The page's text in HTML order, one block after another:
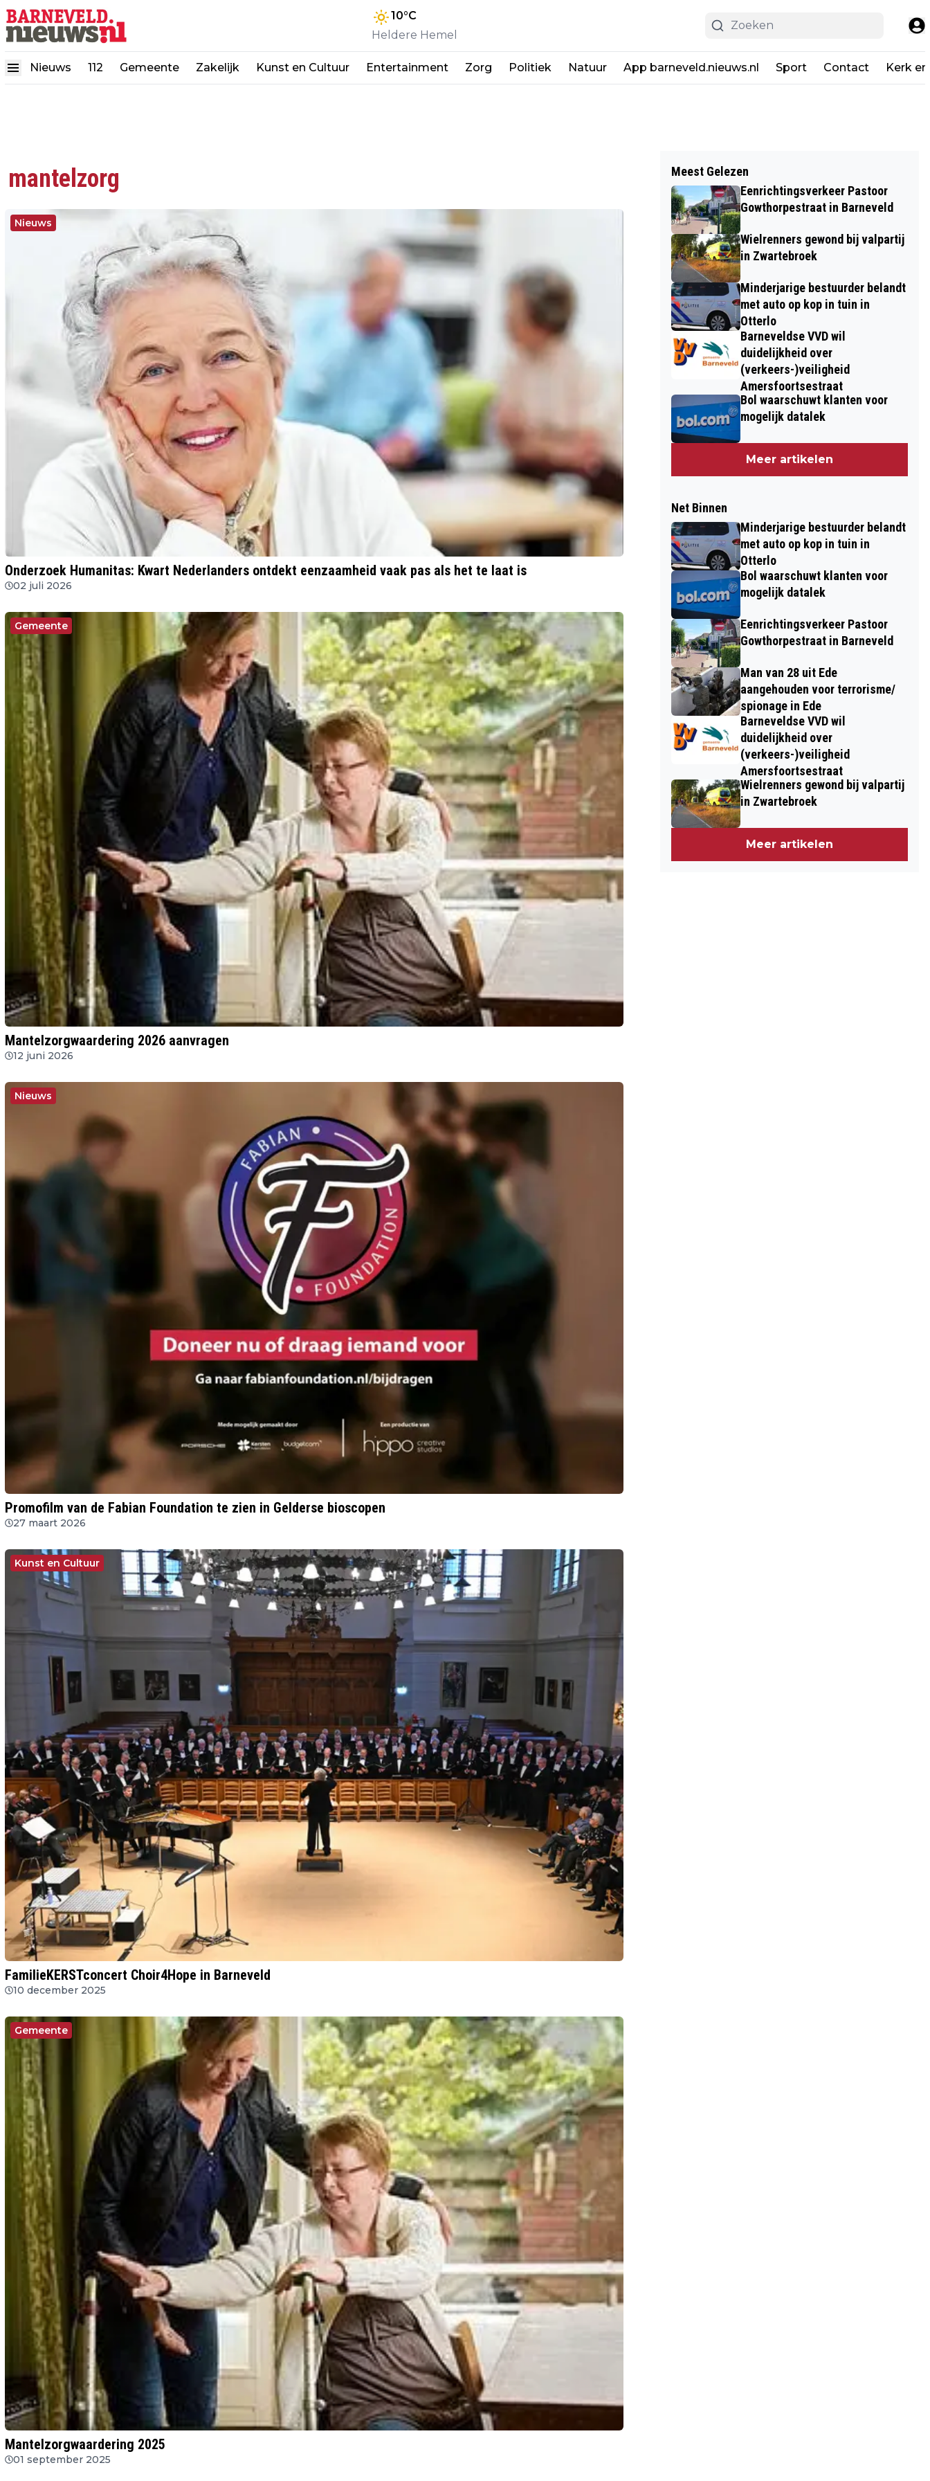
10°C
Heldere Hemel
Nieuws 112 Gemeente Zakelijk Kunst en Cultuur Entertainment Zorg Politiek Natuur App barneveld.nieuws.nl Sport Contact Kerk
mantelzorg
Nieuws
Onderzoek Humanitas: Kwart Nederlanders ontdekt eenzaamheid vaak pas als het te laat is
02 juli 2026
Gemeente
Mantelzorgwaardering 2026 aanvragen
12 juni 2026
Nieuws
Promofilm van de Fabian Foundation te zien in Gelderse bioscopen
27 maart 2026
Kunst en Cultuur
FamilieKERSTconcert Choir4Hope in Barneveld
10 december 2025
Gemeente
Mantelzorgwaardering 2025
01 september 2025
Meest Gelezen
Eenrichtingsverkeer Pastoor
Gowthorpestraat in Barneveld
Wielrenners gewond bij valpartij
in Zwartebroek
Minderjarige bestuurder belandt
met auto op kop in tuin in
Otterlo
Barneveldse VVD wil
duidelijkheid over
(verkeers-)veiligheid
Amersfoortsestraat
Bol waarschuwt klanten voor
mogelijk datalek
Meer artikelen
Net Binnen
Minderjarige bestuurder belandt
met auto op kop in tuin in
Otterlo
Bol waarschuwt klanten voor
mogelijk datalek
Eenrichtingsverkeer Pastoor
Gowthorpestraat in Barneveld
Man van 28 uit Ede
aangehouden voor terrorisme/
spionage in Ede
Barneveldse VVD wil
duidelijkheid over
(verkeers-)veiligheid
Amersfoortsestraat
Wielrenners gewond bij valpartij
in Zwartebroek
Meer artikelen